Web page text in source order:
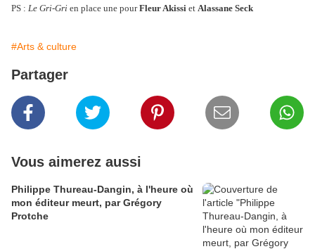
PS : Le Gri-Gri en place une pourFleur Akissi et Alassane Seck
#Arts & culture
Partager
Vous aimerez aussi
Philippe Thureau-Dangin, à l'heure où
mon éditeur meurt, par Grégory
Protche